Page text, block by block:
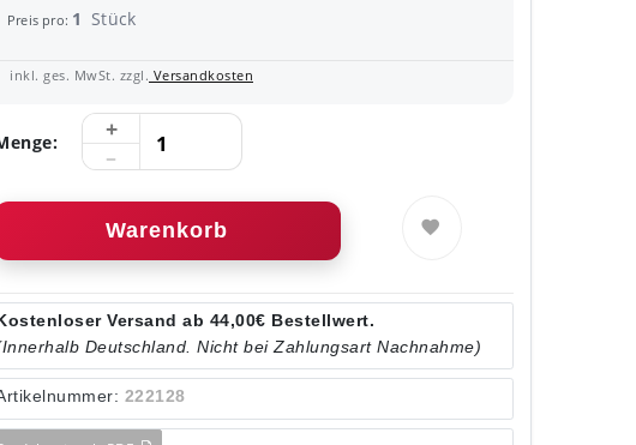
Preis pro: 1 Stück
inkl. ges. MwSt. zzgl. Versandkosten
Warenkorb
Versand ab 44,00€ Bestellwert.
Deutschland. Nicht bei Zahlungsart Nachnahme)
222128